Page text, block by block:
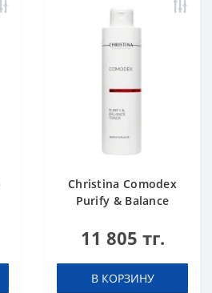
Christina Comodex
Purify & Balance
11 805 тг.
В КОРЗИНУ